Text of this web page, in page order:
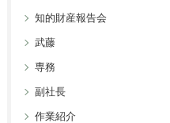
知的財産報告会
武藤
専務
副社長
作業紹介